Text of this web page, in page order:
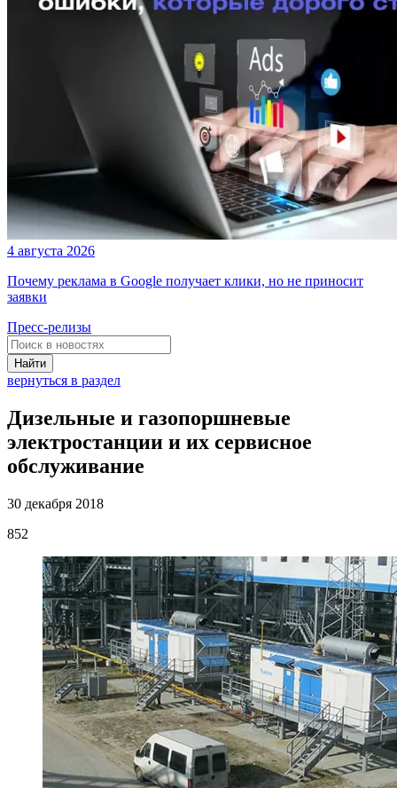
4 августа 2026
Почему реклама в Google получает клики, но не приносит
заявки
Пресс-релизы
Найти
вернуться в раздел
Дизельные и газопоршневые
электростанции и их сервисное
обслуживание
30 декабря 2018
852